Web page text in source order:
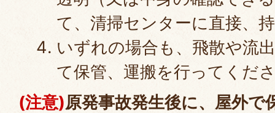
て、清掃センターに直接、
いずれの場合も、飛散や流
て保管、運搬を行ってくだ
(注意)原発事故発生後に、屋外で